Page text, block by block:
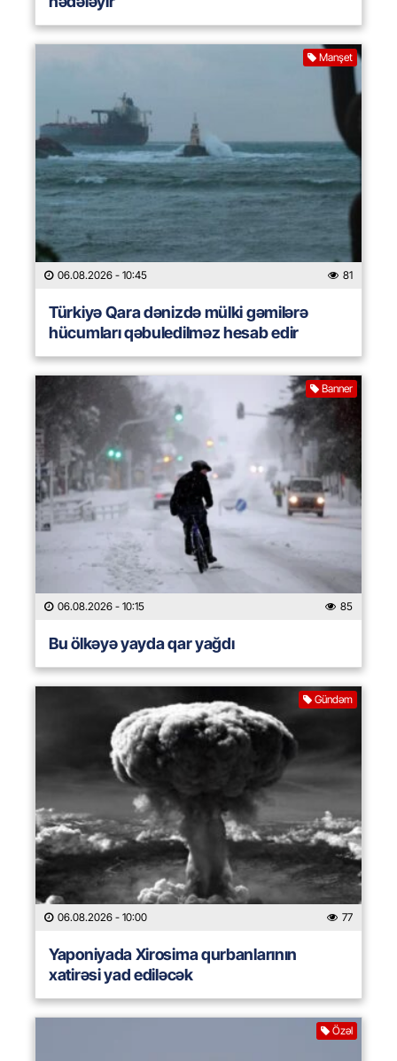
Manşet
06.08.2026 - 10:45 81
Türkiyə Qara dənizdə mülki gəmilərə
hücumları qəbuledilməz hesab edir
Banner
06.08.2026 - 10:15 85
Bu ölkəyə yayda qar yağdı
Gündəm
06.08.2026 - 10:00 77
Yaponiyada Xirosima qurbanlarının
xatirəsi yad ediləcək
Özəl